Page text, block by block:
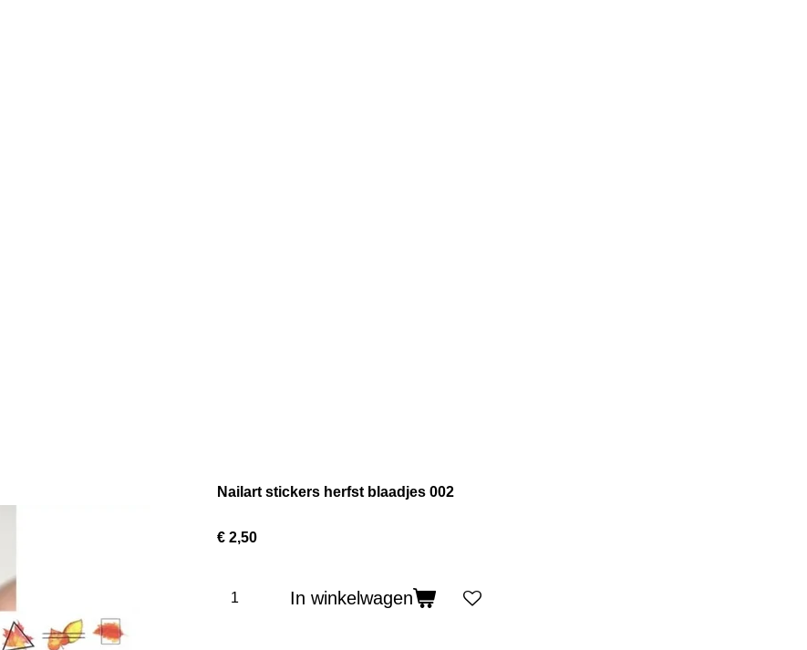
Nailart stickers herfst blaadjes 002
€ 2,50
In winkelwagen